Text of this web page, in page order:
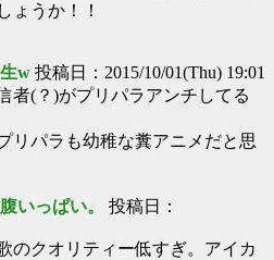
ょうか！！
w 投稿日：2015/10/01(Thu) 19:01
者(？)がプリパラアンチしてる
リパラも幼稚な糞アニメだと思
いっぱい。 投稿日：
のクオリティー低すぎ。アイカ